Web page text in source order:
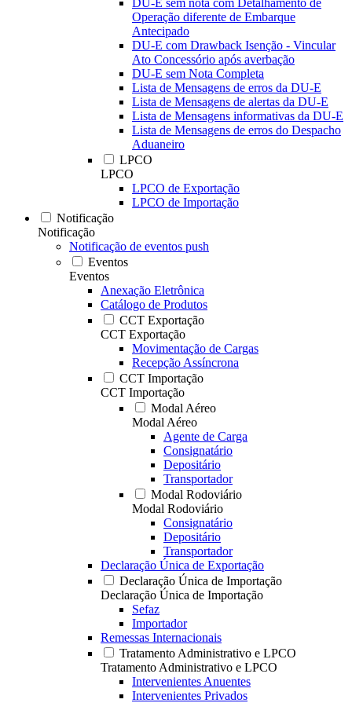
DU-E sem nota com Detalhamento de
Operação diferente de Embarque
Antecipado
DU-E com Drawback Isenção - Vincular
Ato Concessório após averbação
DU-E sem Nota Completa
Lista de Mensagens de erros da DU-E
Lista de Mensagens de alertas da DU-E
Lista de Mensagens informativas da DU-E
Lista de Mensagens de erros do Despacho
Aduaneiro
LPCO
LPCO
LPCO de Exportação
LPCO de Importação
Notificação
Notificação
Notificação de eventos push
Eventos
Eventos
Anexação Eletrônica
Catálogo de Produtos
CCT Exportação
CCT Exportação
Movimentação de Cargas
Recepção Assíncrona
CCT Importação
CCT Importação
Modal Aéreo
Modal Aéreo
Agente de Carga
Consignatário
Depositário
Transportador
Modal Rodoviário
Modal Rodoviário
Consignatário
Depositário
Transportador
Declaração Única de Exportação
Declaração Única de Importação
Declaração Única de Importação
Sefaz
Importador
Remessas Internacionais
Tratamento Administrativo e LPCO
Tratamento Administrativo e LPCO
Intervenientes Anuentes
Intervenientes Privados